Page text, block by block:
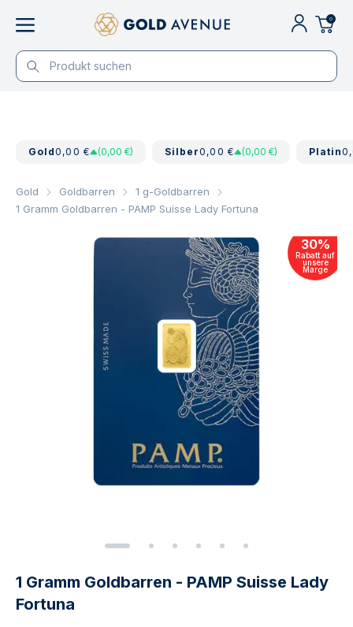
0
Gold0,00 € (0,00 €) Silber0,00 € (0,00 €) Platin
Gold Goldbarren
1 g-Goldbarren
1 Gramm Goldbarren - PAMP Suisse Lady Fortuna
30%
Rabatt auf
unsere
Marge
1 Gramm Goldbarren - PAMP Suisse Lady
Fortuna